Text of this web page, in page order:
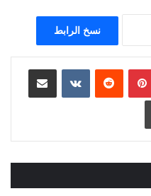
نسخ الرابط
بينتيريست
‏Reddit
‏VKontakte مشاركة عبر البريد
طباعة